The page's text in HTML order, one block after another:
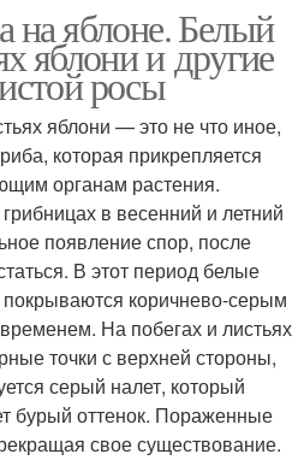
на яблоне. Белый
яблони и другие
росы
яблони — это не что иное,
которая прикрепляется
органам растения.
в весенний и летний
появление спор, после
В этот период белые
покрываются коричнево-серым
На побегах и листьях
точки с верхней стороны,
серый налет, который
бурый оттенок. Пораженные
свое существование.